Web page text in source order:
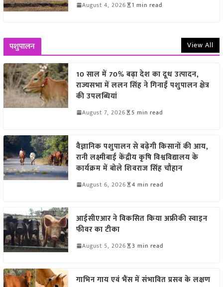
August 4, 2026 1 min read
पशुपालन View All
10 साल में 70% बढ़ा देश का दूध उत्पादन,
राज्यसभा में ललन सिंह ने गिनाईं पशुपालन क्षेत्र
की उपलब्धियां
August 7, 2026 5 min read
वैज्ञानिक पशुपालन से बढ़ेगी किसानों की आय,
रानी लक्ष्मीबाई केंद्रीय कृषि विश्वविद्यालय के
कार्यक्रम में बोले शिवराज सिंह चौहान
August 6, 2026 4 min read
आईसीएआर ने विकसित किया अफ्रीकी स्वाइन
फीवर का टीका
August 5, 2026 3 min read
गाभिन गाय एवं भैंस में संभावित प्रसव के लक्षण